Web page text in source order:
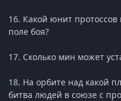
16. Какой юнит протоссов
поле боя?
17. Сколько мин может
18. На орбите над какой
битва людей в союзе с